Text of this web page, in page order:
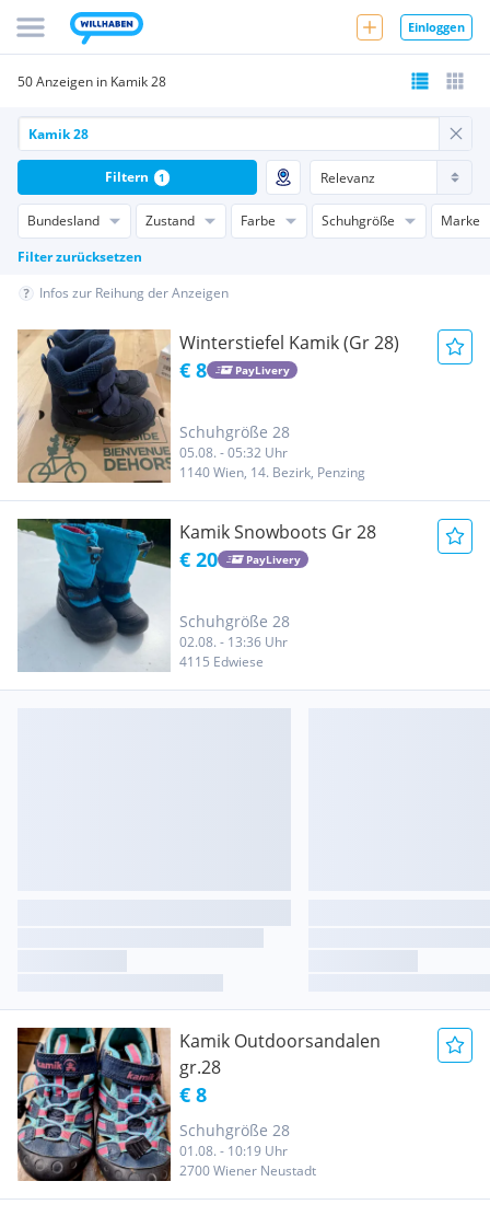
Einloggen
50 Anzeigen in Kamik 28
Bundesland Zustand Farbe Schuhgröße
Marke
Filter zurücksetzen
Filtern 1
Infos zur Reihung der Anzeigen
Winterstiefel Kamik (Gr 28)
€ 8 PayLivery
Schuhgröße 28
05.08. - 05:32 Uhr
1140 Wien, 14. Bezirk, Penzing
Kamik Snowboots Gr 28
€ 20 PayLivery
Schuhgröße 28
02.08. - 13:36 Uhr
4115 Edwiese
Kamik Outdoorsandalen
gr.28
€ 8
Schuhgröße 28
01.08. - 10:19 Uhr
2700 Wiener Neustadt